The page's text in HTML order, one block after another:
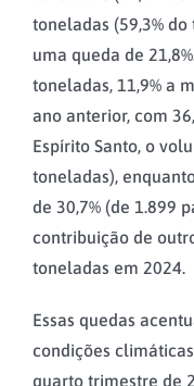
toneladas (59,3%
uma queda de
toneladas, 11,9% a
ano anterior, com
Espírito Santo, o
toneladas),
de 30,7% (de 1.899
contribuição de
toneladas em 2024.
Essas quedas
condições
quarto trimestre de